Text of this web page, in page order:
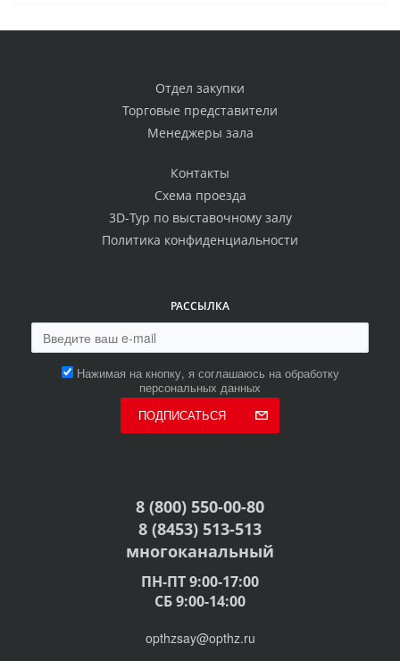
Отдел закупки
Торговые представители
Менеджеры зала
Контакты
Схема проезда
3D-Тур по выставочному залу
Политика конфиденциальности
РАССЫЛКА
Нажимая на кнопку, я соглашаюсь на обработку
персональных данных
ПОДПИСАТЬСЯ
8 (800) 550-00-80
8 (8453) 513-513
многоканальный
ПН-ПТ 9:00-17:00
СБ 9:00-14:00
opthzsay@opthz.ru